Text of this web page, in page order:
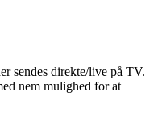
sendes direkte/live på TV.
nem mulighed for at